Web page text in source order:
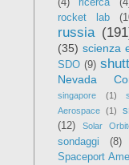
(4)
ricerca
rocket lab
russia
(35) scienza
SDO (9)
Nevada
singapore (1)
Aerospace (1)
(12)
Solar
sondaggi (8)
Spaceport